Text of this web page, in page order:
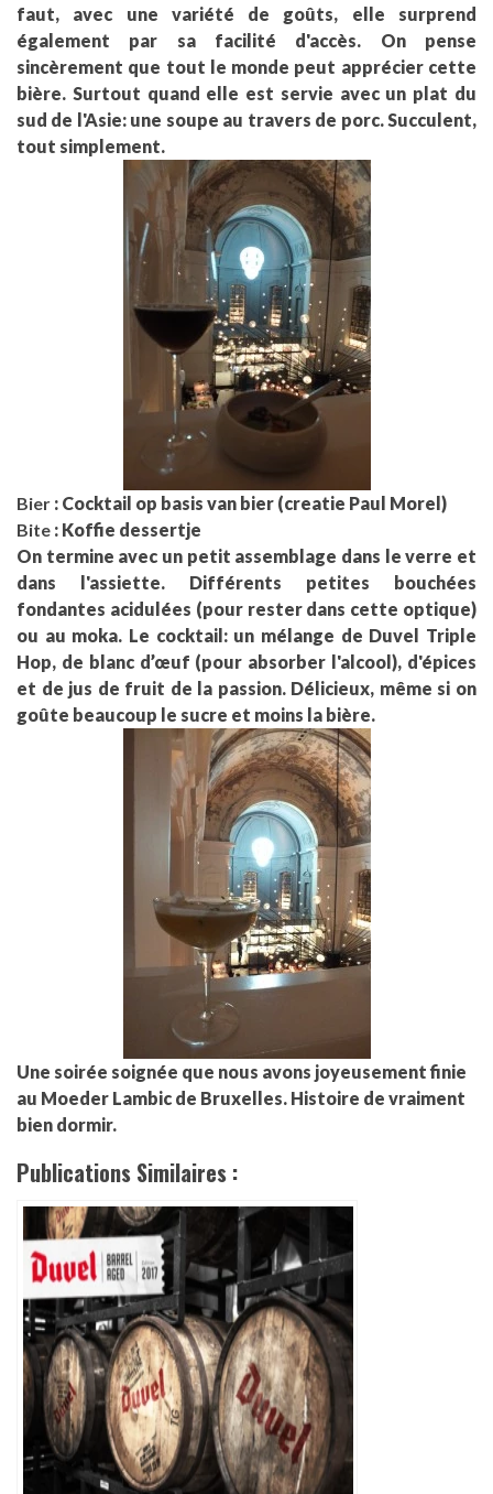
faut, avec une variété de goûts, elle surprend
également par sa facilité d'accès. On pense
sincèrement que tout le monde peut apprécier cette
bière. Surtout quand elle est servie avec un plat du
sud de l'Asie: une soupe au travers de porc. Succulent,
tout simplement.
Bier : Cocktail op basis van bier (creatie Paul Morel)
Bite : Koffie dessertje
On termine avec un petit assemblage dans le verre et
dans l'assiette. Différents petites bouchées
fondantes acidulées (pour rester dans cette optique)
ou au moka. Le cocktail: un mélange de Duvel Triple
Hop, de blanc d’œuf (pour absorber l'alcool), d'épices
et de jus de fruit de la passion. Délicieux, même si on
goûte beaucoup le sucre et moins la bière.
Une soirée soignée que nous avons joyeusement finie
au Moeder Lambic de Bruxelles. Histoire de vraiment
bien dormir.
Publications Similaires :